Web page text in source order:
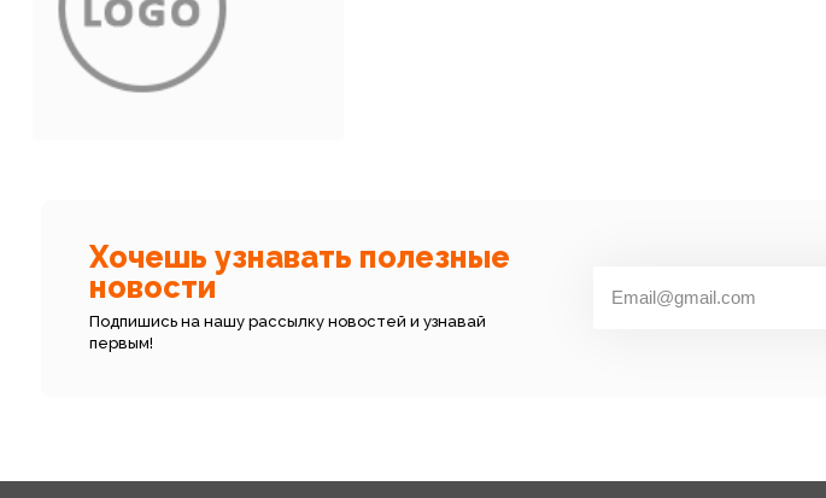
Хочешь узнавать полезные
новости
Подпишись на нашу рассылку новостей и узнавай
первым!